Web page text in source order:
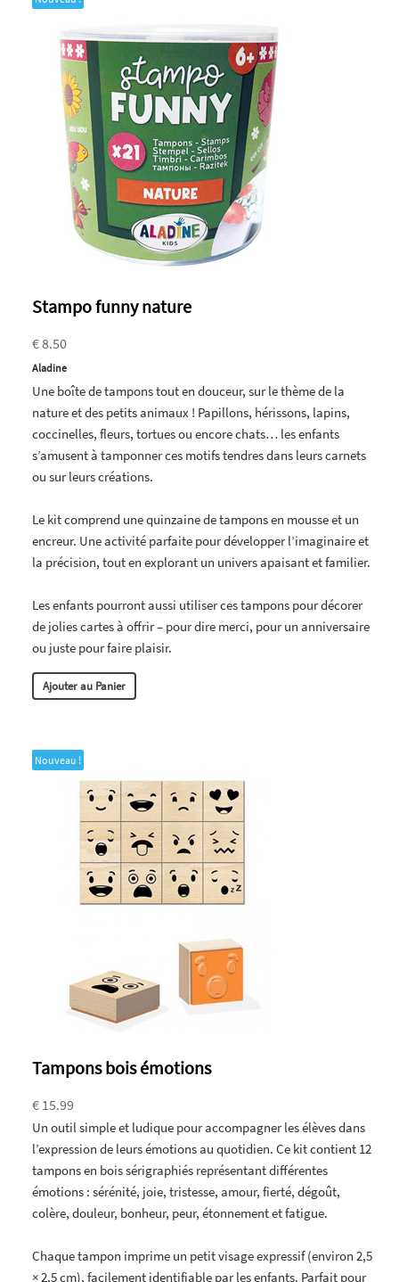
Stampo funny nature
€ 8.50
Aladine
Une boîte de tampons tout en douceur, sur le thème de la
nature et des petits animaux ! Papillons, hérissons, lapins,
coccinelles, fleurs, tortues ou encore chats… les enfants
s’amusent à tamponner ces motifs tendres dans leurs carnets
ou sur leurs créations.
Le kit comprend une quinzaine de tampons en mousse et un
encreur. Une activité parfaite pour développer l’imaginaire et
la précision, tout en explorant un univers apaisant et familier.
Les enfants pourront aussi utiliser ces tampons pour décorer
de jolies cartes à offrir – pour dire merci, pour un anniversaire
ou juste pour faire plaisir.
Ajouter au Panier
Nouveau !
Tampons bois émotions
€ 15.99
Un outil simple et ludique pour accompagner les élèves dans
l’expression de leurs émotions au quotidien. Ce kit contient 12
tampons en bois sérigraphiés représentant différentes
émotions : sérénité, joie, tristesse, amour, fierté, dégoût,
colère, douleur, bonheur, peur, étonnement et fatigue.
Chaque tampon imprime un petit visage expressif (environ 2,5
× 2,5 cm), facilement identifiable par les enfants. Parfait pour